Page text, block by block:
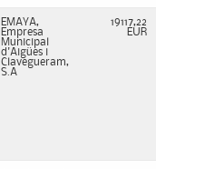
EMAYA,
Empresa
Municipal
d'Aigües i
Clavegueram,
S.A
19117,22
EUR